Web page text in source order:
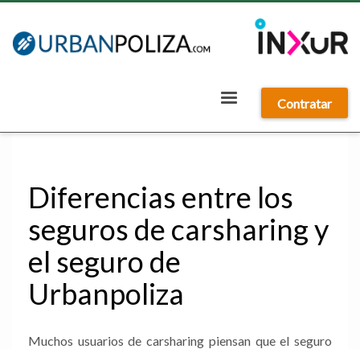
Contratar
Diferencias entre los
seguros de carsharing y
el seguro de
Urbanpoliza
Muchos usuarios de carsharing piensan que el seguro